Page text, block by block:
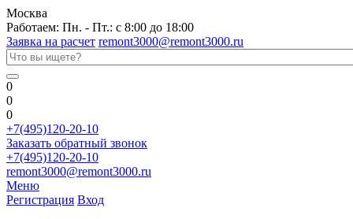
Москва
Работаем: Пн. - Пт.: с 8:00 до 18:00
Заявка на расчет remont3000@remont3000.ru
0
0
0
+7(495)120-20-10
Заказать обратный звонок
+7(495)120-20-10
remont3000@remont3000.ru
Меню
Регистрация Вход